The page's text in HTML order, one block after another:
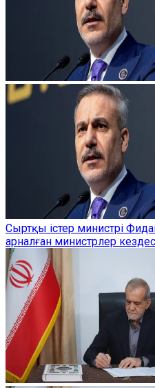
Сыртқы істер министрі
арналған министрлер